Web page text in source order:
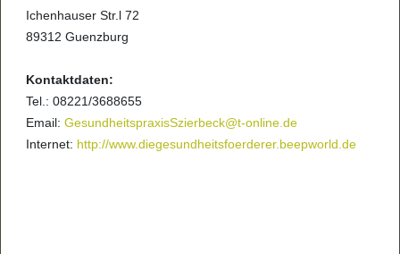
Ichenhauser Str.l 72
89312 Guenzburg
Kontaktdaten:
Tel.: 08221/3688655
Email: GesundheitspraxisSzierbeck@t-online.de
Internet: http://www.diegesundheitsfoerderer.beepworld.de